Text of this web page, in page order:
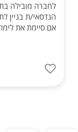
לחברה מובילה
הנדסאי/ת בניין
אם סיימת את